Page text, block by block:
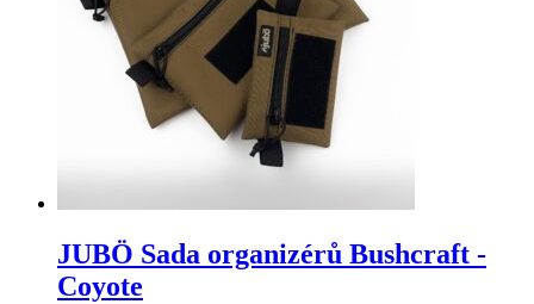
JUBÖ Sada organizérů Bushcraft -
Coyote